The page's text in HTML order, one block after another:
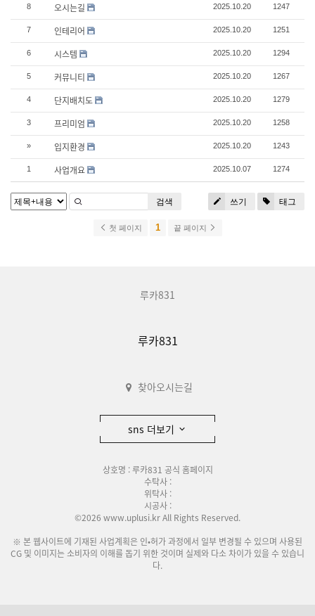
8 오시는길 2025.10.20 1247
7 인테리어 2025.10.20 1251
6 시스템 2025.10.20 1294
5 커뮤니티 2025.10.20 1267
4 단지배치도 2025.10.20 1279
3 프리미엄 2025.10.20 1258
» 입지환경 2025.10.20 1243
1 사업개요 2025.10.07 1274
쓰기 태그
검색
첫 페이지 1 끝 페이지
루카831
루카831
찾아오시는길
sns 더보기
상호명 : 루카831 공식 홈페이지
수탁사 :
위탁사 :
시공사 :
©2026 www.uplusi.kr All Rights Reserved.
※ 본 웹사이트에 기재된 사업계획은 인•허가 과정에서 일부 변경될 수 있으며 사용된
CG 및 이미지는 소비자의 이해를 돕기 위한 것이며 실제와 다소 차이가 있을 수 있습니
다.